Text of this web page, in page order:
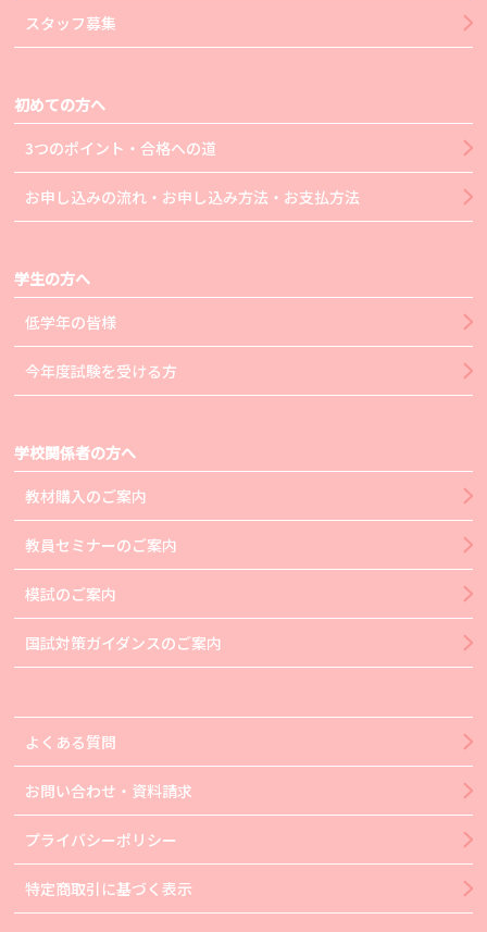
スタッフ募集
初めての方へ
3つのポイント・合格への道
お申し込みの流れ・お申し込み方法・お支払方法
学生の方へ
低学年の皆様
今年度試験を受ける方
学校関係者の方へ
教材購入のご案内
教員セミナーのご案内
模試のご案内
国試対策ガイダンスのご案内
よくある質問
お問い合わせ・資料請求
プライバシーポリシー
特定商取引に基づく表示